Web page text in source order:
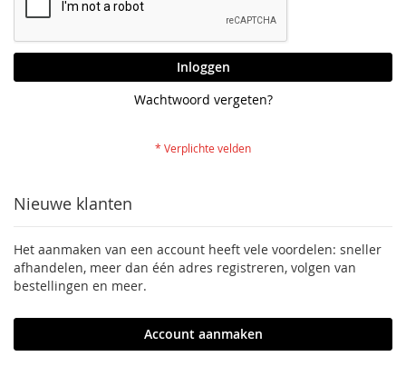
Inloggen
Wachtwoord vergeten?
Nieuwe klanten
Het aanmaken van een account heeft vele voordelen: sneller
afhandelen, meer dan één adres registreren, volgen van
bestellingen en meer.
Account aanmaken